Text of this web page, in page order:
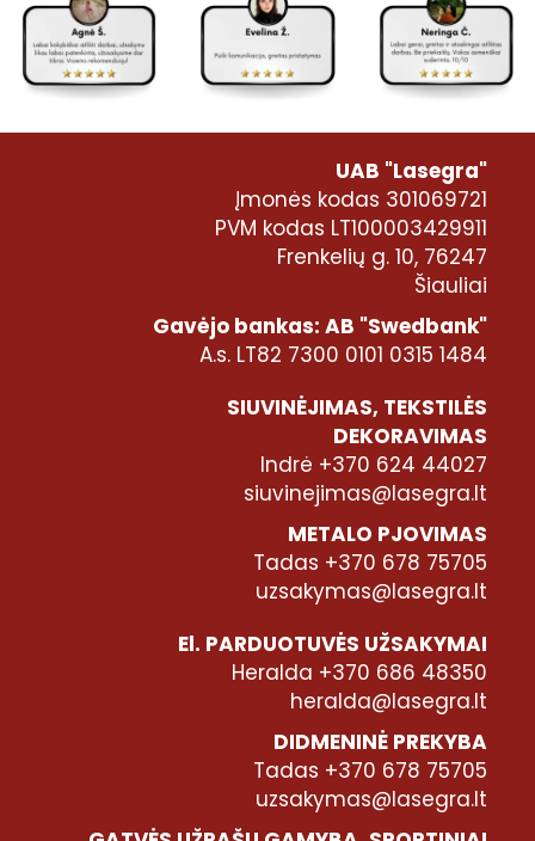
UAB "Lasegra"
Įmonės kodas 301069721
PVM kodas LT100003429911
Frenkelių g. 10, 76247
Šiauliai
Gavėjo bankas: AB "Swedbank"
A.s. LT82 7300 0101 0315 1484
SIUVINĖJIMAS, TEKSTILĖS
DEKORAVIMAS
Indrė +370 624 44027
siuvinejimas@lasegra.lt
METALO PJOVIMAS
Tadas +370 678 75705
uzsakymas@lasegra.lt
El. PARDUOTUVĖS UŽSAKYMAI
Heralda +370 686 48350
heralda@lasegra.lt
DIDMENINĖ PREKYBA
Tadas +370 678 75705
uzsakymas@lasegra.lt